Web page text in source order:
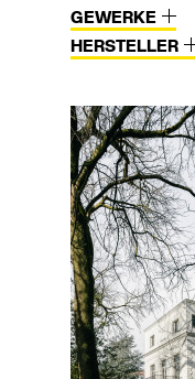
GEWERKE
HERSTELLER